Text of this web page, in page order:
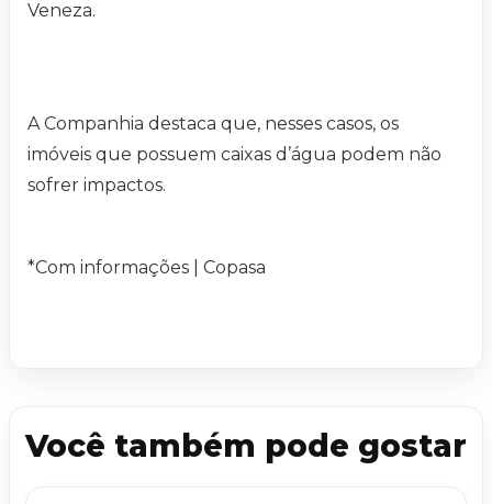
Veneza.
A Companhia destaca que, nesses casos, os
imóveis que possuem caixas d’água podem não
sofrer impactos.
*Com informações | Copasa
Você também pode gostar